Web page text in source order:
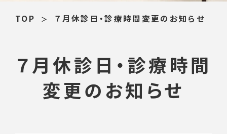
TOP ７月休診日・診療時間変更のお知らせ
７月休診日・診療時間
変更のお知らせ